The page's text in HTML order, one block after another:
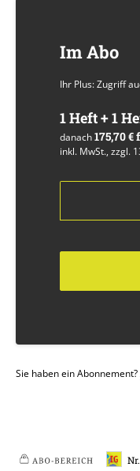
Im Abo
Ihr Plus: Zugriff
1 Heft + 1
danach175,70
inkl. MwSt., zzgl.
Sie haben ein Abonnement?